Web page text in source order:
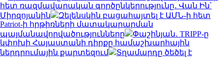
հետ ռազմավարական գործընկերությունը․ Վան Ին՝
Միրզոյանին
Զելենսկին բացահայտել է ԱՄՆ-ի հետ
Patriot-ի հրթիռների մատակարարման
պայմանավորվածությունները
Փաշինյան․ TRIPP-ը
կփոխի Հայաստանի դիրքը համաշխարհային
ներդրումային քարտեզում
Տղամարդը ծեծել է